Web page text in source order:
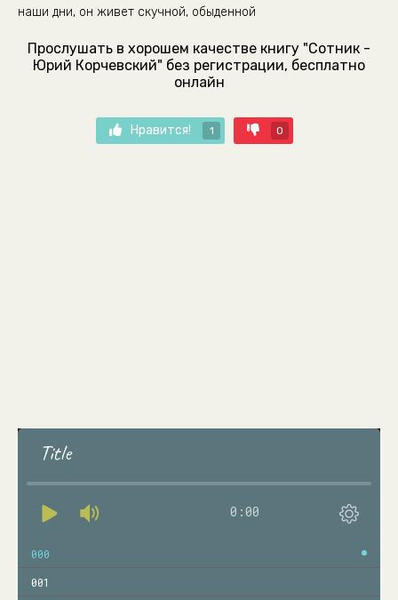
наши дни, он живет скучной, обыденной
Прослушать в хорошем качестве книгу "Сотник -
Юрий Корчевский" без регистрации, бесплатно
онлайн
Нравится! 1 0
Title
0:00
000
001